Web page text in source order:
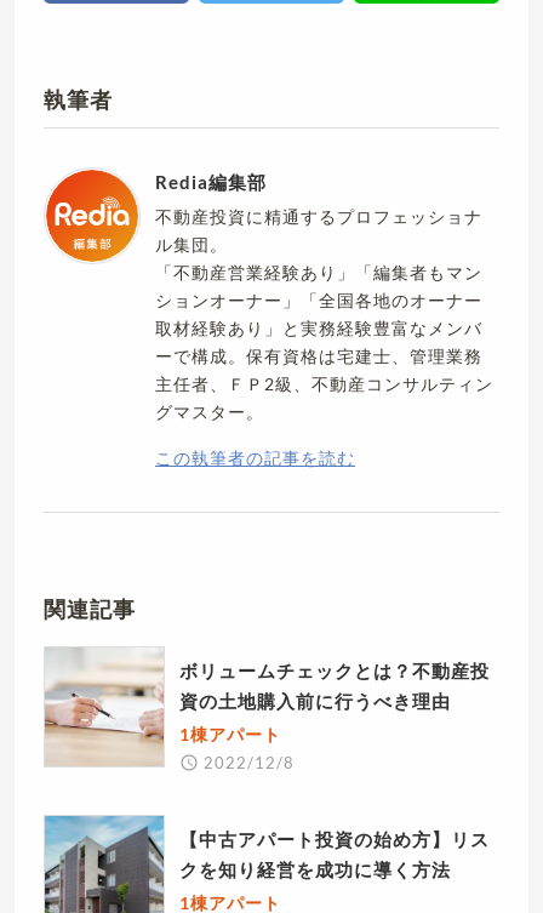
執筆者
Redia編集部
不動産投資に精通するプロフェッショナ
ル集団。
「不動産営業経験あり」「編集者もマン
ションオーナー」「全国各地のオーナー
取材経験あり」と実務経験豊富なメンバ
ーで構成。保有資格は宅建士、管理業務
主任者、ＦＰ2級、不動産コンサルティン
グマスター。
この執筆者の記事を読む
関連記事
ボリュームチェックとは？不動産投
資の土地購入前に行うべき理由
1棟アパート
2022/12/8
【中古アパート投資の始め方】リス
クを知り経営を成功に導く方法
1棟アパート